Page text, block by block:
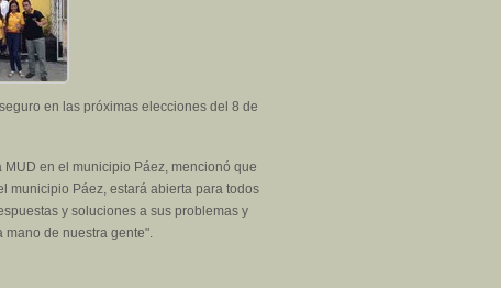
en las próximas elecciones del 8 de
en el municipio Páez, mencionó que
municipio Páez, estará abierta para todos
y soluciones a sus problemas y
mano de nuestra gente".